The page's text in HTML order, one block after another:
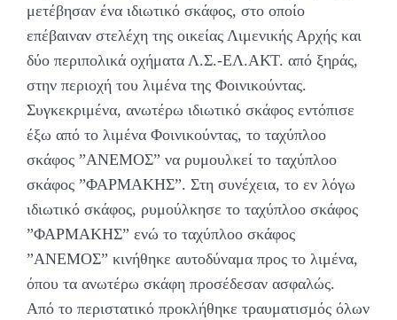
μετέβησαν ένα ιδιωτικό σκάφος, στο οποίο
επέβαιναν στελέχη της οικείας Λιμενικής Αρχής και
δύο περιπολικά οχήματα Λ.Σ.-ΕΛ.ΑΚΤ. από ξηράς,
στην περιοχή του λιμένα της Φοινικούντας.
Συγκεκριμένα, ανωτέρω ιδιωτικό σκάφος εντόπισε
έξω από το λιμένα Φοινικούντας, το ταχύπλοο
σκάφος ”ΑΝΕΜΟΣ” να ρυμουλκεί το ταχύπλοο
σκάφος ”ΦΑΡΜΑΚΗΣ”. Στη συνέχεια, το εν λόγω
ιδιωτικό σκάφος, ρυμούλκησε το ταχύπλοο σκάφος
”ΦΑΡΜΑΚΗΣ” ενώ το ταχύπλοο σκάφος
”ΑΝΕΜΟΣ” κινήθηκε αυτοδύναμα προς το λιμένα,
όπου τα ανωτέρω σκάφη προσέδεσαν ασφαλώς.
Από το περιστατικό προκλήθηκε τραυματισμός όλων